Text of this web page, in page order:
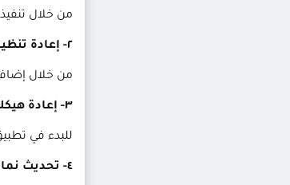
من خلال
٢- إعادة تنظيم قيم العمل:
من خلال
٣- إعادة هيكلة سياسة التوظيف وادارة المواهب:
للبدء في
٤- تحديث نماذج مشاركة كبار المعنيين: